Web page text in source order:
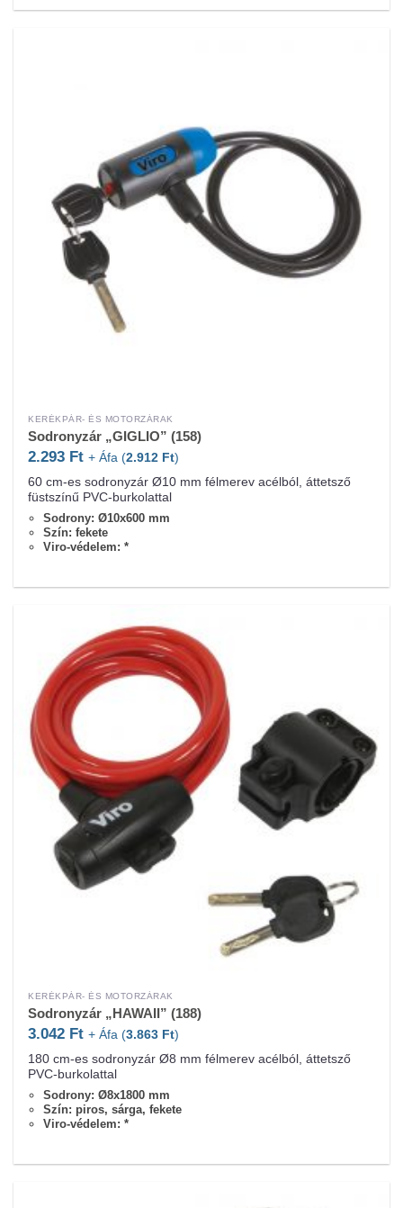
KERÉKPÁR- ÉS MOTORZÁRAK
Sodronyzár „GIGLIO” (158)
2.293 Ft + Áfa (2.912 Ft)
60 cm-es sodronyzár Ø10 mm félmerev acélból, áttetsző
füstszínű PVC-burkolattal
Sodrony: Ø10x600 mm
Szín: fekete
Viro-védelem: *
KERÉKPÁR- ÉS MOTORZÁRAK
Sodronyzár „HAWAII” (188)
3.042 Ft + Áfa (3.863 Ft)
180 cm-es sodronyzár Ø8 mm félmerev acélból, áttetsző
PVC-burkolattal
Sodrony: Ø8x1800 mm
Szín: piros, sárga, fekete
Viro-védelem: *